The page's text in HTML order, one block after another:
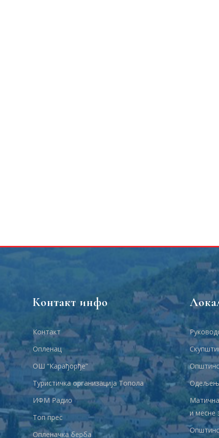
Контакт инфо
Контакт
Опленац
ОШ “Карађорђе”
Туристичка организација Топола
ИФМ Радио
Топ прес
Опленачка берба
и месне